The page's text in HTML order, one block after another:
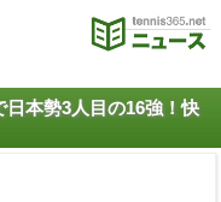
日本勢3人目の16強！快